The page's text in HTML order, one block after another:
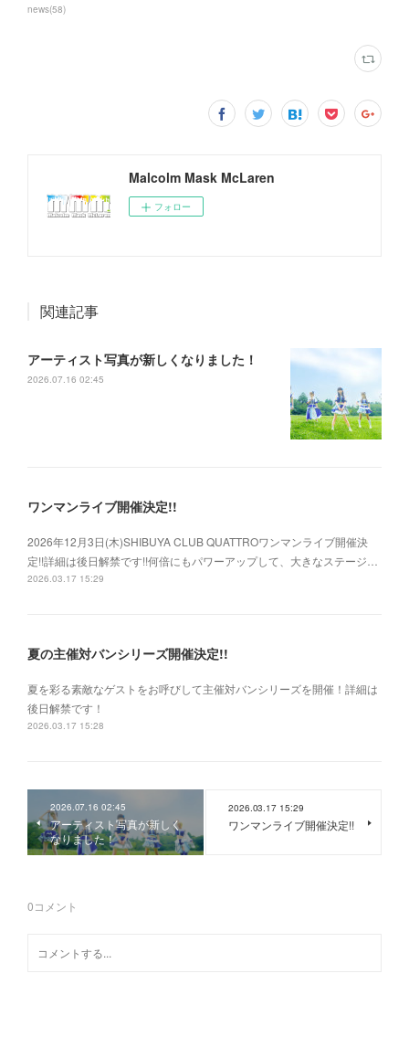
news(58)
Malcolm Mask McLaren
フォロー
関連記事
アーティスト写真が新しくなりました！
2026.07.16 02:45
ワンマンライブ開催決定!!
2026年12月3日(木)SHIBUYA CLUB QUATTROワンマンライブ開催決
定!!詳細は後日解禁です!!何倍にもパワーアップして、大きなステージ…
2026.03.17 15:29
夏の主催対バンシリーズ開催決定!!
夏を彩る素敵なゲストをお呼びして主催対バンシリーズを開催！詳細は
後日解禁です！
2026.03.17 15:28
2026.07.16 02:45
アーティスト写真が新しく
なりました！
2026.03.17 15:29
ワンマンライブ開催決定!!
0コメント